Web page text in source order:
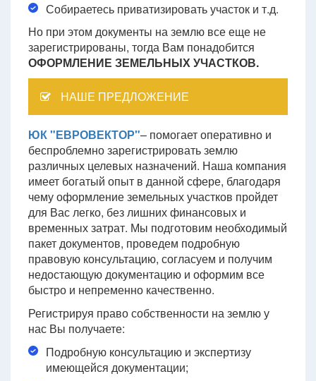
Собираетесь приватизировать участок и т.д.
Но при этом документы на землю все еще не
зарегистрированы, тогда Вам понадобится
ОФОРМЛЕНИЕ ЗЕМЕЛЬНЫХ УЧАСТКОВ.
НАШЕ ПРЕДЛОЖЕНИЕ
ЮК "ЕВРОВЕКТОР"– помогает оперативно и
беспроблемно зарегистрировать землю
различных целевых назначений. Наша компания
имеет богатый опыт в данной сфере, благодаря
чему оформление земельных участков пройдет
для Вас легко, без лишних финансовых и
временных затрат. Мы подготовим необходимый
пакет документов, проведем подробную
правовую консультацию, согласуем и получим
недостающую документацию и оформим все
быстро и непременно качественно.
Регистрируя право собственности на землю у
нас Вы получаете:
Подробную консультацию и экспертизу
имеющейся документации;